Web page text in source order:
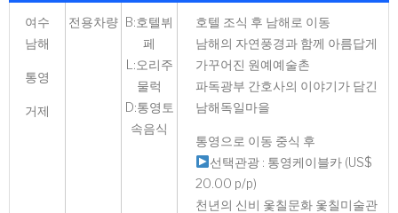
여수
남해
통영
거제
전용차량 B:호텔뷔
페
L:오리주
물럭
D:통영토
속음식
호텔 조식 후 남해로 이동
남해의 자연풍경과 함께 아름답게
가꾸어진 원예예술촌
파독광부 간호사의 이야기가 담긴
남해독일마을
통영으로 이동 중식 후
선택관광 : 통영케이블카 (US$
20.00 p/p)
천년의 신비 옻칠문화 옻칠미술관